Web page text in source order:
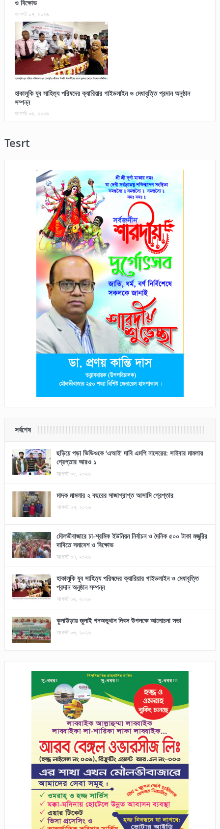
ও বিক্ষোভ
আগস্ট ০৭, ২০২৬
হাকালুকি যুব সাহিত্য পরিষদের ক্যারিয়ার গাইডলাইন ও মেধাবৃত্তি প্রদান অনুষ্ঠান
সম্পন্ন
আগস্ট ০৬, ২০২৬
Tesrt
সর্বশেষ
ছড়িয়ে পড়া ভিডিওকে ‘এআই’ দাবি এমপি নাসেরের: সাইবার মামলায়
গ্রেপ্তার আরও ১
আগস্ট ০৮, ২০২৬
মাদক মামলার ২ বছরের সাজাপ্রাপ্ত আসামি গ্রেপ্তার
আগস্ট ০৭, ২০২৬
মৌলভীবাজারে চা-শ্রমিক ইউনিয়ন নির্বাচন ও দৈনিক ৫০০ টাকা মজুরির
দাবিতে সমাবেশ ও বিক্ষোভ
আগস্ট ০৭, ২০২৬
হাকালুকি যুব সাহিত্য পরিষদের ক্যারিয়ার গাইডলাইন ও মেধাবৃত্তি
প্রদান অনুষ্ঠান সম্পন্ন
আগস্ট ০৬, ২০২৬
কুলাউড়ায় জুলাই গনঅভূথান দিবস উপলক্ষে আলোচনা সভা
আগস্ট ০৬, ২০২৬